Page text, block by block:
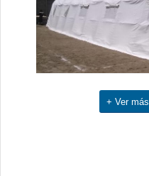
+ Ver más